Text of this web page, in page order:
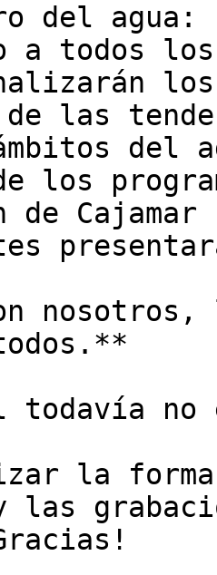
del
todos los
las
del
los
de Cajamar
todavía no
la
las